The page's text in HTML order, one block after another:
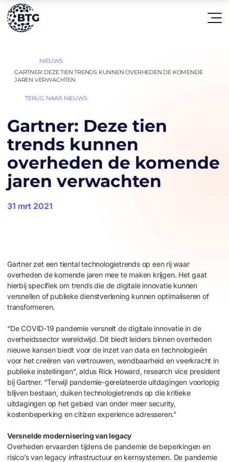
TERUG NAAR NIEUWS
NIEUWS
GARTNER: DEZE TIEN TRENDS KUNNEN OVERHEDEN DE KOMENDE
JAREN VERWACHTEN
Gartner: Deze tien
trends kunnen
overheden de komende
jaren verwachten
31 mrt 2021
Gartner zet een tiental technologietrends op een rij waar
overheden de komende jaren mee te maken krijgen. Het gaat
hierbij specifiek om trends die de digitale innovatie kunnen
versnellen of publieke dienstverlening kunnen optimaliseren of
transformeren.
“De COVID-19 pandemie versnelt de digitale innovatie in de
overheidssector wereldwijd. Dit biedt leiders binnen overheden
nieuwe kansen biedt voor de inzet van data en technologieën
voor het creëren van vertrouwen, wendbaarheid en veerkracht in
publieke instellingen”, aldus Rick Howard, research vice president
bij Gartner. “Terwijl pandemie-gerelateerde uitdagingen voorlopig
blijven bestaan, duiken technologietrends op die kritieke
uitdagingen op het gebied van onder meer security,
kostenbeperking en citizen experience adresseren.”
Versnelde modernisering van legacy
Overheden ervaarden tijdens de pandemie de beperkingen en
risico’s van legacy infrastructuur en kernsystemen. De pandemie